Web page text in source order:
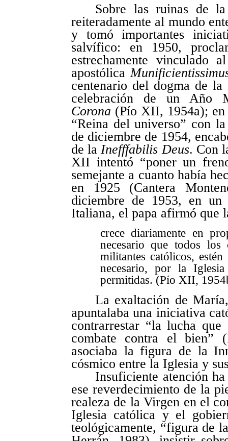
Sobre las ruinas de
reiteradamente al mundo
y tomó importantes
salvífico: en 1950,
estrechamente
apostólica
centenario del dogma de
celebración de un Año
Corona (Pío XII, 1954a);
“Reina del universo” con
de diciembre de 1954,
de laInefffabilis Deus. Con
XII intentó “poner un
semejante a cuanto había
en 1925 (Cantera
diciembre de 1953, en un
Italiana, el papa afirmó que
crece diariamente en
necesario que todos los
militantes católicos,
necesario, por la
permitidas. (Pío XII,
La exaltación de
apuntalaba una iniciativa
contrarrestar “la lucha
combate contra el
asociaba la figura de la
cósmico entre la Iglesia y
Insuficiente atención
ese reverdecimiento de la
realeza de la Virgen en el
Iglesia católica y el
teológicamente, “figura de